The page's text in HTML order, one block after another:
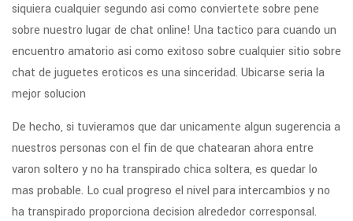
siquiera cualquier segundo asi­ como conviertete sobre pene
sobre nuestro lugar de chat online! Una tactico para cuando un
encuentro amatorio asi­ como exitoso sobre cualquier sitio sobre
chat de juguetes eroticos es una sinceridad. Ubicarse seri­a la
mejor solucion
De hecho, si tuvieramos que dar unicamente algun sugerencia a
nuestros personas con el fin de que chatearan ahora entre
varon soltero y no ha transpirado chica soltera, es quedar lo
mas probable. Lo cual progreso el nivel para intercambios y no
ha transpirado proporciona decision alrededor corresponsal.